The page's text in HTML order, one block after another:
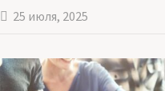
25 июля, 2025